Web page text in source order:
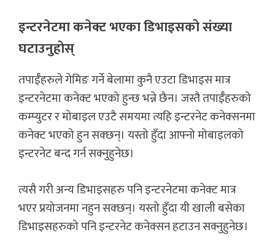
इन्टरनेटमा कनेक्ट भएका डिभाइसको संख्या
घटाउनुहोस्
तपाईँहरुले गेमिङ गर्ने बेलामा कुनै एउटा डिभाइस मात्र
इन्टरनेटमा कनेक्ट भएको हुन्छ भन्ने छैन। जस्तै तपाईँहरुको
कम्प्युटर र मोबाइल एउटै समयमा त्यहि इन्टरनेट कनेक्सनमा
कनेक्ट भएको हुन सक्छन्। यस्तो हुँदा आफ्नो मोबाइलको
इन्टरनेट बन्द गर्न सक्नुहुनेछ।
त्यसै गरी अन्य डिभाइसहरु पनि इन्टरनेटमा कनेक्ट मात्र
भएर प्रयोजनमा नहुन सक्छन्। यस्तो हुँदा यी खाली बसेका
डिभाइसहरुको पनि इन्टरनेट कनेक्सन हटाउन सक्नुहुनेछ।